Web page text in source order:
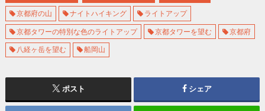
京都府の山 ナイトハイキング ライトアップ
京都タワーの特別な色のライトアップ 京都タワーを望む 京都府
八経ヶ岳を望む 船岡山
ポスト シェア